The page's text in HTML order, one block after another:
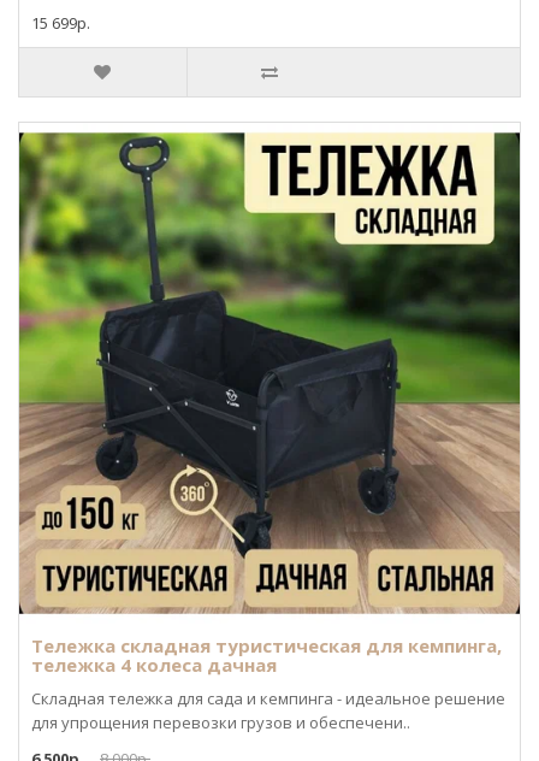
15 699р.
Тележка складная туристическая для кемпинга,
тележка 4 колеса дачная
Складная тележка для сада и кемпинга - идеальное решение
для упрощения перевозки грузов и обеспечени..